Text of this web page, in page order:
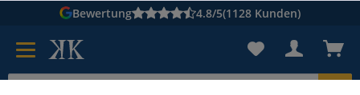
Bewertung 4.8/5(1128 Kunden)